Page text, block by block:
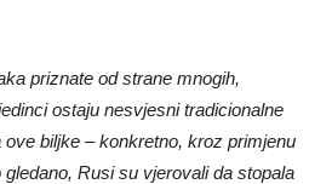
priznate od strane mnogih,
ostaju nesvjesni tradicionalne
biljke – konkretno, kroz primjenu
Rusi su vjerovali da stopala